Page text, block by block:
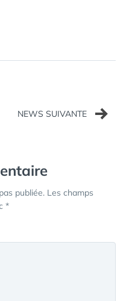
publiée. Les champs
*